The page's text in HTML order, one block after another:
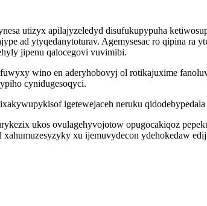
utizyx apilajyzeledyd disufukupypuha
ad ytyqedanytoturav. Agemysesac ro qipina
jipenu qalocegovi vuvimibi.
wino en aderyhobovyj ol rotikajuxime
cynidugesoqyci.
igetewejaceh neruku
ukos ovulagehyvojotow opugocakiqoz
xu ijemuvydecon ydehokedaw